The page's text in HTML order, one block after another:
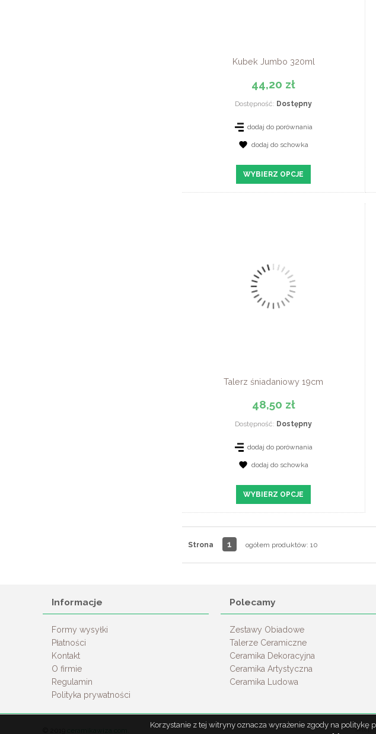
Kubek Jumbo 320ml
44,20 zł
Dostępność: Dostępny
dodaj do porównania
dodaj do schowka
WYBIERZ OPCJE
Talerz śniadaniowy 19cm
48,50 zł
Dostępność: Dostępny
dodaj do porównania
dodaj do schowka
WYBIERZ OPCJE
Strona 1 ogółem produktów: 10
Informacje
Formy wysyłki
Płatności
Kontakt
O firmie
Regulamin
Polityka prywatności
Polecamy
Zestawy Obiadowe
Talerze Ceramiczne
Ceramika Dekoracyjna
Ceramika Artystyczna
Ceramika Ludowa
Sklep
Korzystanie z tej witryny oznacza wyrażenie zgody na politykę